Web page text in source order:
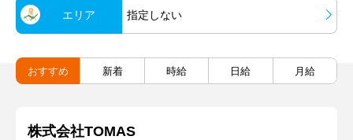
エリア 指定しない
おすすめ 新着 時給 日給 月給
株式会社TOMAS